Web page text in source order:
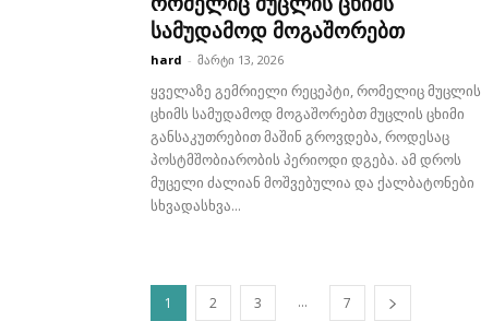
სამუდამოდ მოგაშორებთ
hard - მარტი 13, 2026
ყველაზე გემრიელი რეცეპტი, რომელიც მუცლის
ცხიმს სამუდამოდ მოგაშორებთ მუცლის ცხიმი
განსაკუთრებით მაშინ გროვდება, როდესაც
პოსტმშობიარობის პერიოდი დგება. ამ დროს
მუცელი ძალიან მოშვებულია და ქალბატონები
სხვადასხვა...
1 2 3 ... 7